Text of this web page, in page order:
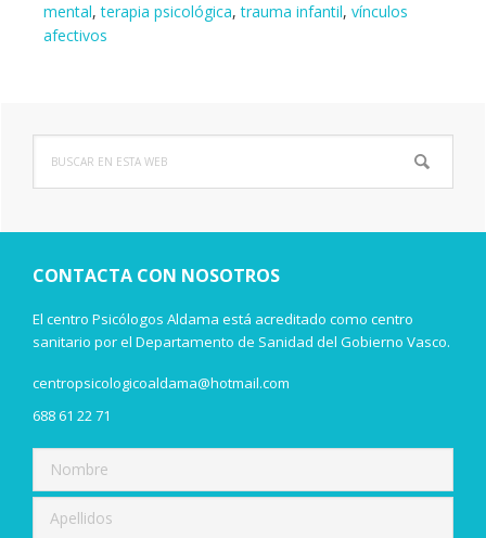
mental,terapia psicológica,trauma infantil, vínculos
afectivos
Barra
lateral
principal
esta
CONTACTA CON NOSOTROS
El centro Psicólogos Aldama está acreditado como centro
sanitario por el Departamento de Sanidad del Gobierno Vasco.
centropsicologicoaldama@hotmail.com
688 61 22 71